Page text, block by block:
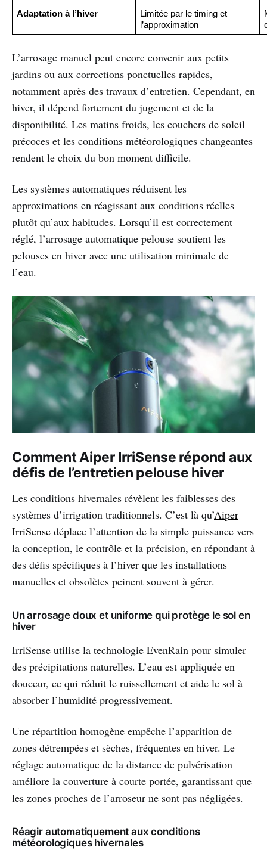
Adaptation à l’hiver
Limitée par le timing et
l’approximation
L’arrosage manuel peut encore convenir aux petits
jardins ou aux corrections ponctuelles rapides,
notamment après des travaux d’entretien. Cependant, en
hiver, il dépend fortement du jugement et de la
disponibilité. Les matins froids, les couchers de soleil
précoces et les conditions météorologiques changeantes
rendent le choix du bon moment difficile.
Les systèmes automatiques réduisent les
approximations en réagissant aux conditions réelles
plutôt qu’aux habitudes. Lorsqu’il est correctement
réglé, l’arrosage automatique pelouse soutient les
pelouses en hiver avec une utilisation minimale de
l’eau.
Comment Aiper IrriSense répond aux
défis de l’entretien pelouse hiver
Les conditions hivernales révèlent les faiblesses des
systèmes d’irrigation traditionnels. C’est là qu’Aiper
IrriSense déplace l’attention de la simple puissance vers
la conception, le contrôle et la précision, en répondant à
des défis spécifiques à l’hiver que les installations
manuelles et obsolètes peinent souvent à gérer.
Un arrosage doux et uniforme qui protège le sol en
hiver
IrriSense utilise la technologie EvenRain pour simuler
des précipitations naturelles. L’eau est appliquée en
douceur, ce qui réduit le ruissellement et aide le sol à
absorber l’humidité progressivement.
Une répartition homogène empêche l’apparition de
zones détrempées et sèches, fréquentes en hiver. Le
réglage automatique de la distance de pulvérisation
améliore la couverture à courte portée, garantissant que
les zones proches de l’arroseur ne sont pas négligées.
Réagir automatiquement aux conditions
météorologiques hivernales